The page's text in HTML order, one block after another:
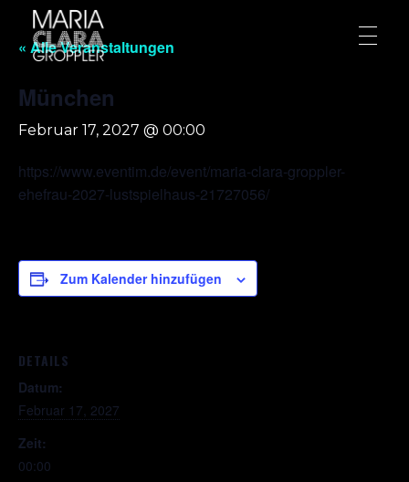
« Alle Veranstaltungen
München
Februar 17, 2027 @ 00:00
https://www.eventim.de/event/maria-clara-groppler-
ehefrau-2027-lustspielhaus-21727056/
Zum Kalender hinzufügen
DETAILS
Datum:
Februar 17, 2027
Zeit:
00:00